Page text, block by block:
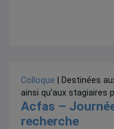
Colloque | Destinées
ainsi qu’aux stagiaires
Acfas –
recherche